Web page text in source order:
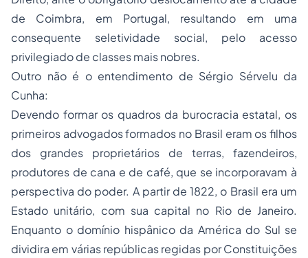
de Coimbra, em Portugal, resultando em uma
consequente seletividade social, pelo acesso
privilegiado de classes mais nobres.
Outro não é o entendimento de Sérgio Sérvelu da
Cunha:
Devendo formar os quadros da burocracia estatal, os
primeiros advogados formados no Brasil eram os filhos
dos grandes proprietários de terras, fazendeiros,
produtores de cana e de café, que se incorporavam à
perspectiva do poder. A partir de 1822, o Brasil era um
Estado unitário, com sua capital no Rio de Janeiro.
Enquanto o domínio hispânico da América do Sul se
dividira em várias repúblicas regidas por Constituições